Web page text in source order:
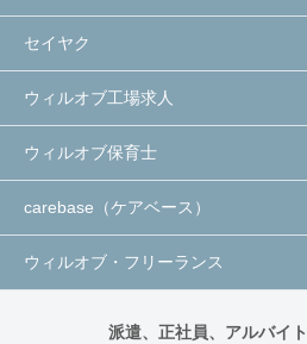
セイヤク
ウィルオブ工場求人
ウィルオブ保育士
carebase（ケアベース）
ウィルオブ・フリーランス
派遣、正社員、アルバイ